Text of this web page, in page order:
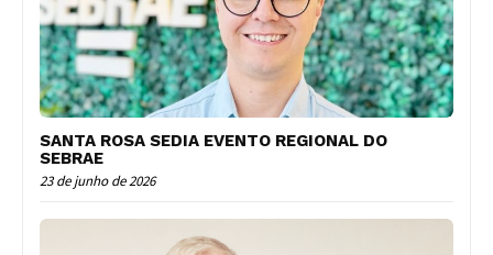
SANTA ROSA SEDIA EVENTO REGIONAL DO
SEBRAE
23 de junho de 2026